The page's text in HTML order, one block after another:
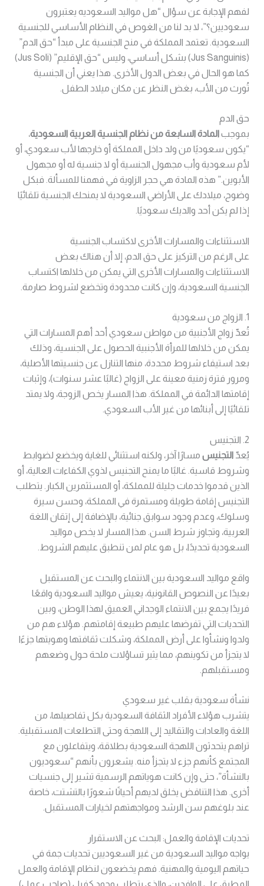
لفهم الإجابة عن سؤال “هل مواليد السعوديه يعتبرون
سعوديين؟”، لا بد لنا من الغوص في النظام الأساسي للجنسية
السعودية. تعتمد المملكة في منح الجنسية على مبدأ “حق الدم”
(Jus Sanguinis) بشكل أساسي، وليس “حق الإقليم” (Jus Soli)
كما هو الحال في بعض الدول الأخرى. هذا يعني أن الجنسية
تُورث من الأب، بغض النظر عن مكان ميلاد الطفل.
حق الدم
بموجبالمادة السابعة من نظام الجنسية العربية السعودية،
“يكون سعوديًا من ولد داخل المملكة أو خارجها لأب سعودي، أو
لأم سعودية وأب مجهول الجنسية أو لا جنسية له أو مجهول
الأبوين.” هذه المادة هي حجر الزاوية في فهمنا للمسألة. فبكل
وضوح، ميلادك على الأراضي السعودية لا يمنحك الجنسية تلقائيًا
إذا لم يكن أحد والديك سعوديًا.
الاستثناءات والمسارات الأخرى لاكتساب الجنسية
على الرغم من التركيز على حق الدم، إلا أن هناك بعض
الاستثناءات والمسارات الأخرى التي يمكن من خلالها اكتساب
الجنسية السعودية، وإن كانت محدودة وتخضع لشروط صارمة.
1. الزواج من سعودية
تُعدّ زواج الأجنبية من مواطن سعودي أحد أهم المسارات التي
يمكن من خلالها للمرأة الأجنبية الحصول على الجنسية، وذلك
بعد استيفاء شروط محددة، منها التنازل عن جنسيتها الأصلية،
ومرور فترة زمنية معينة على الزواج (غالبًا عشر سنوات)، وإثبات
إقامتها الدائمة في المملكة. هذا المسار يخص الزوجة، ولا يمتد
تلقائيًا إلى أبنائها من غير الأب السعودي.
2. التجنيس
يُعدّ التجنيسمسارًا آخر، ولكنه استثنائي للغاية ويخضع لضوابط
وشروط قاسية. غالبًا ما يمنح التجنيس لذوي الكفاءات العالية، أو
الذين قدموا خدمات جليلة للمملكة، أو المستثمرين الكبار. يتطلب
التجنيس إقامة طويلة ومستمرة في المملكة، وحسن سيرة
وسلوك، وعدم وجود سوابق جنائية، بالإضافة إلى إتقان اللغة
العربية، وتجاوز شرط السن. هذا المسار لا يخص مواليد
السعودية تحديدًا، بل هو عام لمن تنطبق عليهم الشروط.
واقع مواليد السعودية بين الانتماء والبحث عن المستقبل
بعيدًا عن النصوص القانونية، يعيش مواليد السعودية واقعًا
فريدًا يجمع بين الانتماء الوجداني العميق لهذا الوطن، وبين
التحديات التي تفرضها عليهم طبيعة إقامتهم. هؤلاء هم من
ولدوا ونشأوا على أرض المملكة، وشكلت ثقافتها وهويتها جزءًا
لا يتجزأ من تكوينهم، مما يثير تساؤلات ملحة حول وضعهم
ومستقبلهم.
نشأة سعودية بقلب غير سعودي
يتشرب هؤلاء الأفراد الثقافة السعودية بكل تفاصيلها، من
اللغة والعادات والتقاليد إلى اللهجة وحتى التطلعات المستقبلية.
تراهم يتحدثون اللهجة السعودية بطلاقة، ويتفاعلون مع
المجتمع كأنهم جزء لا يتجزأ منه. يشعرون بأنهم “سعوديون
بالنشأة”، حتى وإن كانت هوياتهم الرسمية تشير إلى جنسيات
أخرى. هذا التناقض يخلق لديهم أحيانًا شعورًا بالتشتت، خاصة
عند بلوغهم سن الرشد ومواجهتهم لخيارات المستقبل.
تحديات الإقامة والعمل: البحث عن الاستقرار
يواجه مواليد السعودية من غير السعوديين تحديات جمة في
حياتهم اليومية والمهنية. فهم يخضعون لنظام الإقامة والعمل
المطبق على الوافدين، والذي يتطلب وجود كفيل (صاحب عمل)